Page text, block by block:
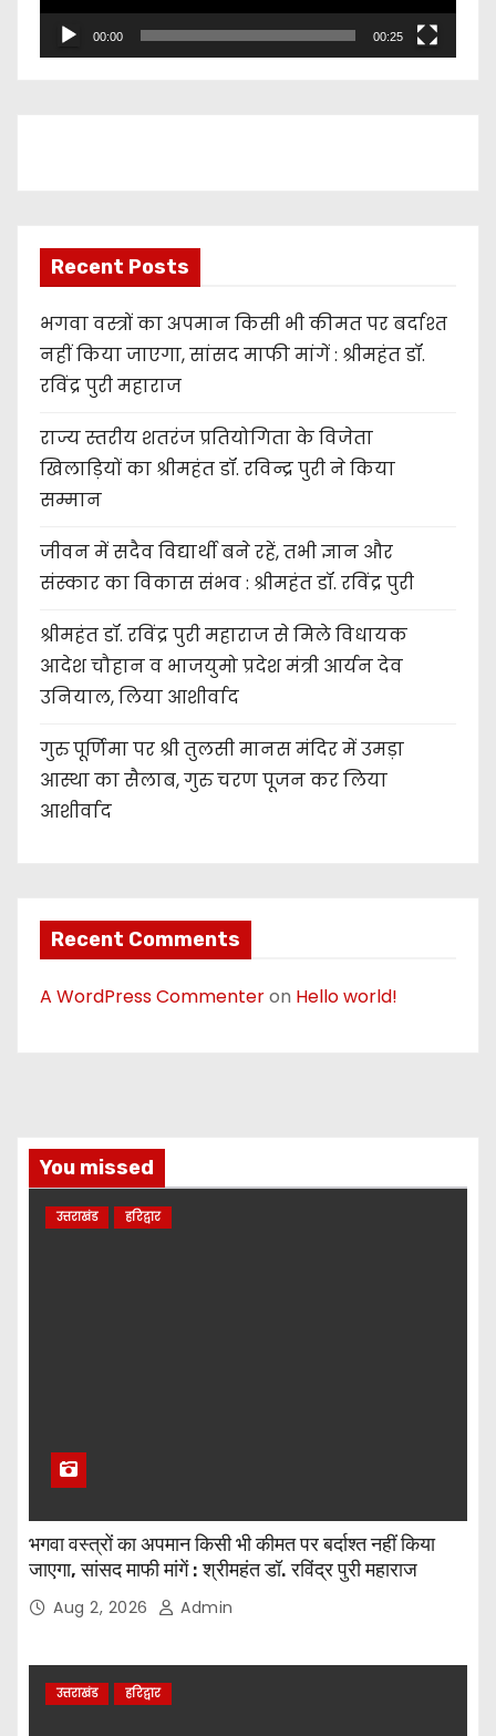
a
00:00 00:25
Recent Posts
भगवा वस्त्रों का अपमान किसी भी कीमत पर बर्दाश्त
नहीं किया जाएगा, सांसद माफी मांगें : श्रीमहंत डॉ.
रविंद्र पुरी महाराज
राज्य स्तरीय शतरंज प्रतियोगिता के विजेता
खिलाड़ियों का श्रीमहंत डॉ. रविन्द्र पुरी ने किया
सम्मान
जीवन में सदैव विद्यार्थी बने रहें, तभी ज्ञान और
संस्कार का विकास संभव : श्रीमहंत डॉ. रविंद्र पुरी
श्रीमहंत डॉ. रविंद्र पुरी महाराज से मिले विधायक
आदेश चौहान व भाजयुमो प्रदेश मंत्री आर्यन देव
उनियाल, लिया आशीर्वाद
गुरु पूर्णिमा पर श्री तुलसी मानस मंदिर में उमड़ा
आस्था का सैलाब, गुरु चरण पूजन कर लिया
आशीर्वाद
Recent Comments
A WordPress Commenteron Hello world!
You missed
उत्तराखंड हरिद्वार
भगवा वस्त्रों का अपमान किसी भी कीमत पर बर्दाश्त नहीं किया
जाएगा, सांसद माफी मांगें : श्रीमहंत डॉ. रविंद्र पुरी महाराज
Aug 2, 2026 Admin
उत्तराखंड हरिद्वार